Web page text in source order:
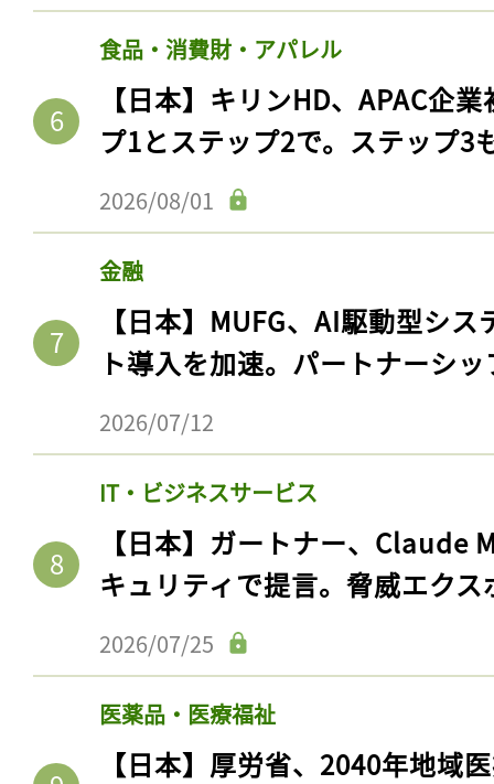
食品・消費財・アパレル
【日本】キリンHD、APAC企
プ1とステップ2で。ステップ3
2026/08/01
金融
【日本】MUFG、AI駆動型シ
ト導入を加速。パートナーシ
2026/07/12
IT・ビジネスサービス
【日本】ガートナー、Claude
キュリティで提言。脅威エク
2026/07/25
医薬品・医療福祉
【日本】厚労省、2040年地域